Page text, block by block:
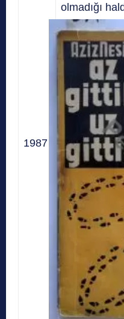
1987
olmadığı